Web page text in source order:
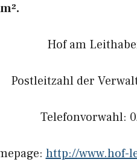
Hof am
Postleitzahl der
Telefonvorwahl:
http://www.hof-